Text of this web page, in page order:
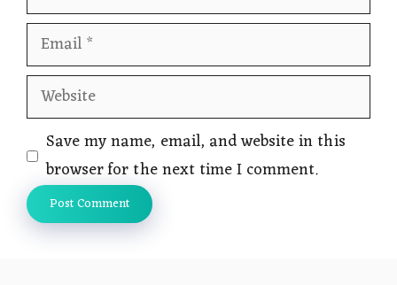
Email
Website
Save my name, email, and website in this
browser for the next time I comment.